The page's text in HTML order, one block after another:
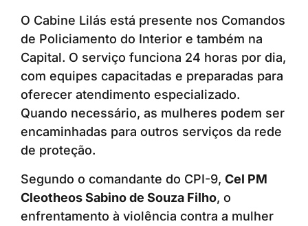
O Cabine Lilás está presente nos Comandos
de Policiamento do Interior e também na
Capital. O serviço funciona 24 horas por dia,
com equipes capacitadas e preparadas para
oferecer atendimento especializado.
Quando necessário, as mulheres podem ser
encaminhadas para outros serviços da rede
de proteção.
Segundo o comandante do CPI-9, Cel PM
Cleotheos Sabino de Souza Filho, o
enfrentamento à violência contra a mulher